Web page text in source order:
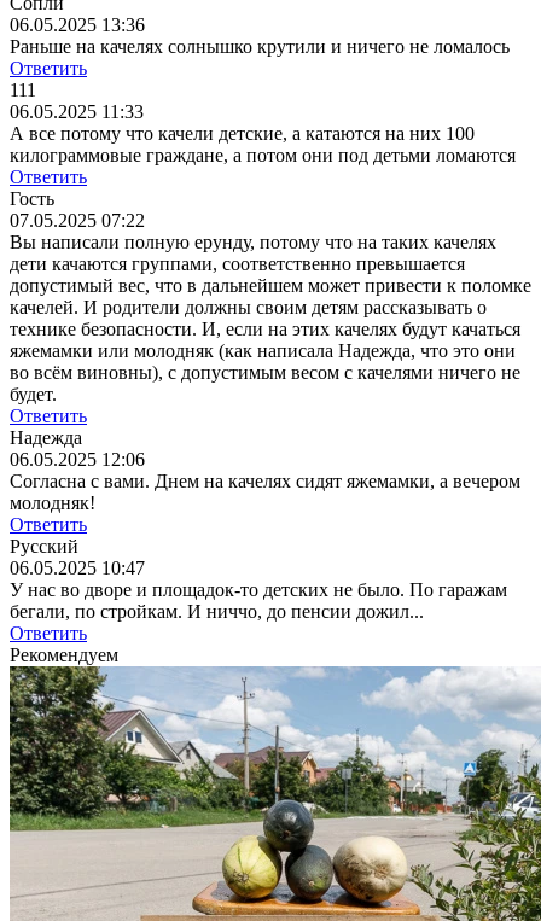
06.05.2025 13:36
Раньше на качелях солнышко крутили и ничего не ломалось
Ответить
111
06.05.2025 11:33
А все потому что качели детские, а катаются на них 100
килограммовые граждане, а потом они под детьми ломаются
Ответить
Гость
07.05.2025 07:22
Вы написали полную ерунду, потому что на таких качелях
дети качаются группами, соответственно превышается
допустимый вес, что в дальнейшем может привести к поломке
качелей. И родители должны своим детям рассказывать о
технике безопасности. И, если на этих качелях будут качаться
яжемамки или молодняк (как написала Надежда, что это они
во всём виновны), с допустимым весом с качелями ничего не
будет.
Ответить
Надежда
06.05.2025 12:06
Согласна с вами. Днем на качелях сидят яжемамки, а вечером
молодняк!
Ответить
Русский
06.05.2025 10:47
У нас во дворе и площадок-то детских не было. По гаражам
бегали, по стройкам. И ниччо, до пенсии дожил...
Ответить
Рекомендуем